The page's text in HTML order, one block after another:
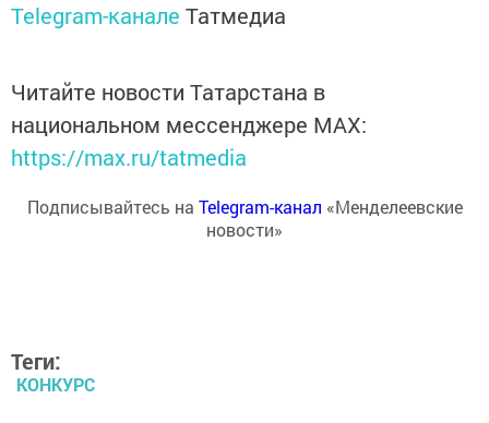
Telegram-канале Татмедиа
Читайте новости Татарстана в
национальном мессенджере MАХ:
https://max.ru/tatmedia
Подписывайтесь на Telegram-канал «Менделеевские
новости»
Теги:
КОНКУРС